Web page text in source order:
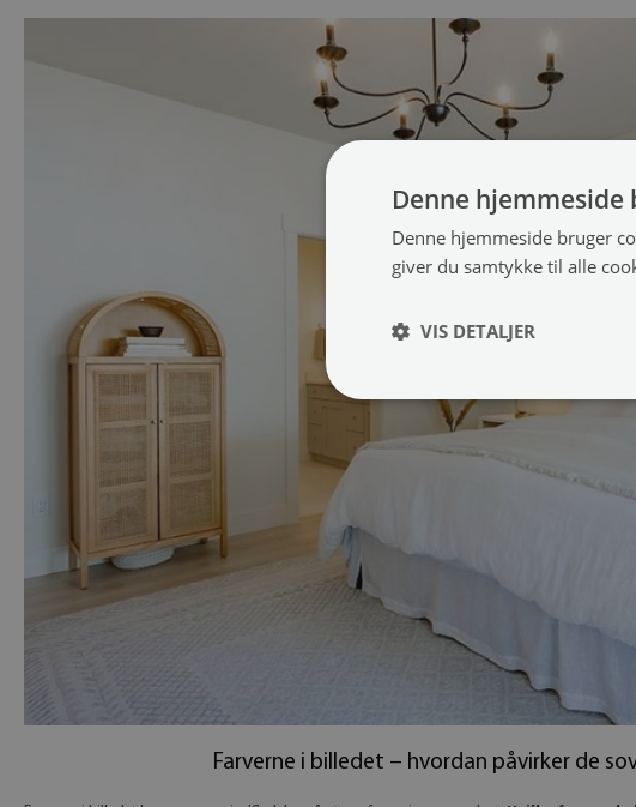
Farverne i billedet – hvordan påvirker de
Denne hjemmeside
Denne hjemmeside bruger
giver du samtykke til alle
VIS DETALJER